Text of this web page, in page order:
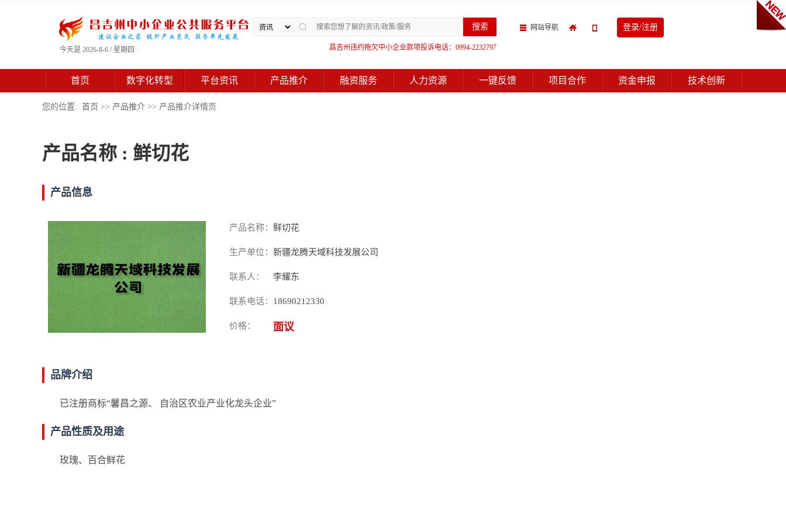
今天是 2026-8-6 / 星期四 ·
搜索
昌吉州违约拖欠中小企业款项投诉电话：0994-2232797
网站导航 登录/注册
首页 数字化转型 平台资讯 产品推介 融资服务 人力资源 一键反馈 项目合作 资金申报 技术创新
您的位置: 首页 >> 产品推介 >> 产品推介详情页
产品名称 : 鲜切花
产品信息
产品名称： 鲜切花
生产单位： 新疆龙腾天域科技发展公司
联系人： 李耀东
联系电话： 18690212330
价格： 面议
品牌介绍
已注册商标“馨昌之源、 自治区农业产业化龙头企业”
产品性质及用途
玫瑰、百合鲜花